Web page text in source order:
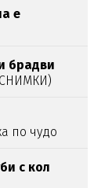
е
брадви
по чудо
с кол